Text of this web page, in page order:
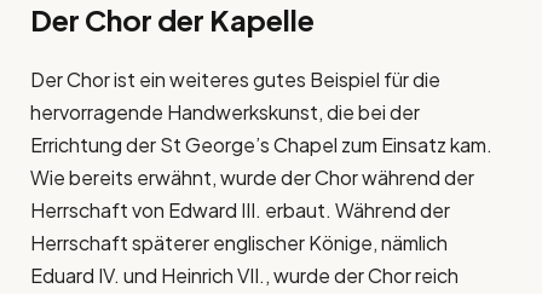
Der Chor der Kapelle
Der Chor ist ein weiteres gutes Beispiel für die
hervorragende Handwerkskunst, die bei der
Errichtung der St George’s Chapel zum Einsatz kam.
Wie bereits erwähnt, wurde der Chor während der
Herrschaft von Edward III. erbaut. Während der
Herrschaft späterer englischer Könige, nämlich
Eduard IV. und Heinrich VII., wurde der Chor reich